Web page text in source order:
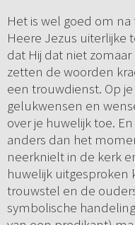
Het is wel goed om
Heere Jezus uiterlijke
dat Hij dat niet
zetten de woorden
een trouwdienst. Op
gelukwensen en
over je huwelijk toe.
anders dan het
neerknielt in de kerk
huwelijk uitgesproken
trouwstel en de
symbolische